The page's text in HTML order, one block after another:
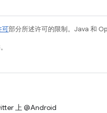
可部分所述许可的限制。Java 和
上 @Android